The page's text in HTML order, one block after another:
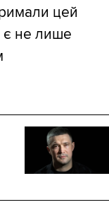
цей
є не лише